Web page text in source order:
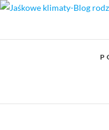
Skip
content